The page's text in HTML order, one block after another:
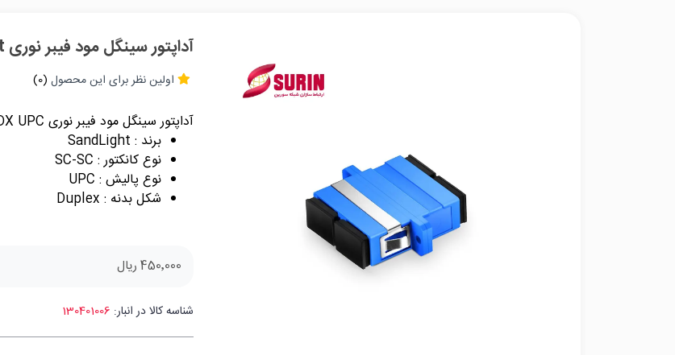
آداپتور سینگل مود فیبر نوری SC SC SM DX Upc SandLight
اولین نظر برای این محصول (0)
آداپتور سینگل مود فیبر نوری SC SC SM DX UPC
برند : SandLight
نوع کانکتور : SC-SC
نوع پالیش : UPC
شکل بدنه : Duplex
450٬000 ریال
شناسه کالا در انبار: 130401006